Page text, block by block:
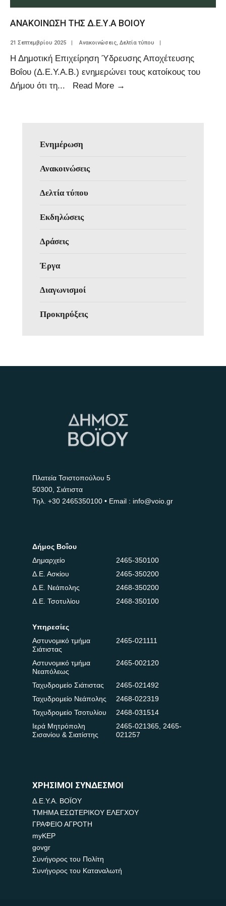
ΑΝΑΚΟΙΝΩΣΗ ΤΗΣ Δ.Ε.Υ.Α ΒΟΙΟΥ
21 Σεπτεμβρίου 2025 | Ανακοινώσεις Δελτία τύπου |
Η Δημοτική Επιχείρηση Ύδρευσης Αποχέτευσης
Βοΐου (Δ.Ε.Υ.Α.Β.) ενημερώνει τους κατοίκους του
Δήμου ότι τη... Read More →
Ενημέρωση
Ανακοινώσεις
Δελτία τύπου
Εκδηλώσεις
Δράσεις
Έργα
Διαγωνισμοί
Προκηρύξεις
Πλατεία Τσιστοπούλου 5
50300, Σιάτιστα
Τηλ. +30 2465350100 • Email : info@voio.gr
Δήμος Βοΐου
Δημαρχείο
2465-350100
Δ.Ε. Ασκίου
2465-350200
Δ.Ε. Νεάπολης
2468-350200
Δ.Ε. Τσοτυλίου
2468-350100
Υπηρεσίες
Αστυνομικό τμήμα
Σιάτιστας
2465-021111
Αστυνομικό τμήμα
Νεαπόλεως
2465-002120
Ταχυδρομείο Σιάτιστας
2465-021492
Ταχυδρομείο Νεάπολης
2468-022319
Ταχυδρομείο Τσοτυλίου
2468-031514
Ιερά Μητρόπολη
Σισανίου & Σιατίστης
2465-021365, 2465-
021257
ΧΡΗΣΙΜΟΙ ΣΥΝΔΕΣΜΟΙ
Δ.Ε.Υ.Α. ΒΟΪΟΥ
ΤΜΗΜΑ ΕΣΩΤΕΡΙΚΟΥ ΕΛΕΓΧΟΥ
ΓΡΑΦΕΙΟ ΑΓΡΟΤΗ
myKEP
govgr
Συνήγορος του Πολίτη
Συνήγορος του Καταναλωτή